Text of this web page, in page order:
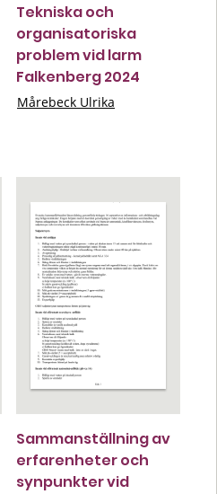
Tekniska och
organisatoriska
problem vid larm
Falkenberg 2024
Mårebeck Ulrika
Sammanställning av
erfarenheter och
synpunkter vid